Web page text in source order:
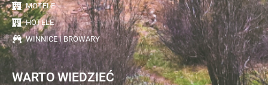
MOTELE
HOTELE
WINNICE I BROWARY
WARTO WIEDZIEĆ